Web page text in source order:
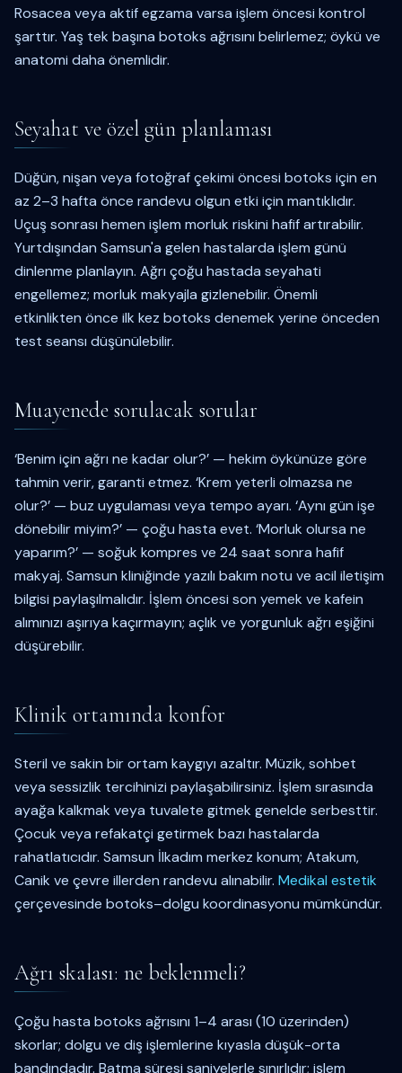
Rosacea veya aktif egzama varsa işlem öncesi kontrol
şarttır. Yaş tek başına botoks ağrısını belirlemez; öykü ve
anatomi daha önemlidir.
Seyahat ve özel gün planlaması
Düğün, nişan veya fotoğraf çekimi öncesi botoks için en
az 2–3 hafta önce randevu olgun etki için mantıklıdır.
Uçuş sonrası hemen işlem morluk riskini hafif artırabilir.
Yurtdışından Samsun'a gelen hastalarda işlem günü
dinlenme planlayın. Ağrı çoğu hastada seyahati
engellemez; morluk makyajla gizlenebilir. Önemli
etkinlikten önce ilk kez botoks denemek yerine önceden
test seansı düşünülebilir.
Muayenede sorulacak sorular
‘Benim için ağrı ne kadar olur?’ — hekim öykünüze göre
tahmin verir, garanti etmez. ‘Krem yeterli olmazsa ne
olur?’ — buz uygulaması veya tempo ayarı. ‘Aynı gün işe
dönebilir miyim?’ — çoğu hasta evet. ‘Morluk olursa ne
yaparım?’ — soğuk kompres ve 24 saat sonra hafif
makyaj. Samsun kliniğinde yazılı bakım notu ve acil iletişim
bilgisi paylaşılmalıdır. İşlem öncesi son yemek ve kafein
alımınızı aşırıya kaçırmayın; açlık ve yorgunluk ağrı eşiğini
düşürebilir.
Klinik ortamında konfor
Steril ve sakin bir ortam kaygıyı azaltır. Müzik, sohbet
veya sessizlik tercihinizi paylaşabilirsiniz. İşlem sırasında
ayağa kalkmak veya tuvalete gitmek genelde serbesttir.
Çocuk veya refakatçi getirmek bazı hastalarda
rahatlatıcıdır. Samsun İlkadım merkez konum; Atakum,
Canik ve çevre illerden randevu alınabilir. Medikal estetik
çerçevesinde botoks–dolgu koordinasyonu mümkündür.
Ağrı skalası: ne beklenmeli?
Çoğu hasta botoks ağrısını 1–4 arası (10 üzerinden)
skorlar; dolgu ve diş işlemlerine kıyasla düşük-orta
bandındadır. Batma süresi saniyelerle sınırlıdır; işlem